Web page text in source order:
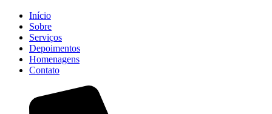
Início
Sobre
Serviços
Depoimentos
Homenagens
Contato